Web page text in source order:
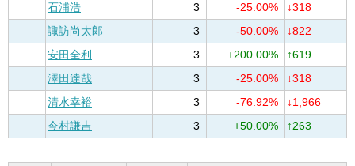
石浦浩
3 -25.00%
↓318
諏訪尚太郎
3 -50.00%
↓822
安田全利
3 +200.00%
↑619
澤田達哉
3 -25.00%
↓318
清水幸裕
3 -76.92%
↓1,966
今村謙吉
3 +50.00% ↑263